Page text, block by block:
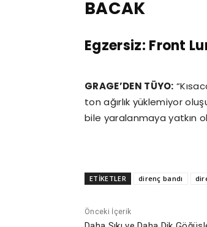
BACAK
Egzersiz: Front
GRAGE’DEN TÜYO:
ton ağırlık yüklemiyor
bile yaralanmaya yatkın
ETİKETLER direnç bandı
Önceki İçerik